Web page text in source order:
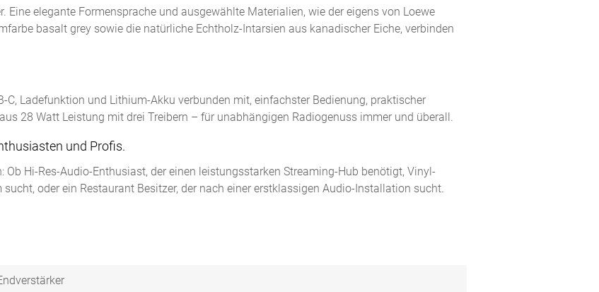
Eine elegante Formensprache und ausgewählte Materialien, wie der eigens von Loewe
basalt grey sowie die natürliche Echtholz-Intarsien aus kanadischer Eiche, verbinden
C, Ladefunktion und Lithium-Akku verbunden mit, einfachster Bedienung, praktischer
28 Watt Leistung mit drei Treibern – für unabhängigen Radiogenuss immer und überall.
und Profis.
Hi-Res-Audio-Enthusiast, der einen leistungsstarken Streaming-Hub benötigt, Vinyl-
oder ein Restaurant Besitzer, der nach einer erstklassigen Audio-Installation sucht.